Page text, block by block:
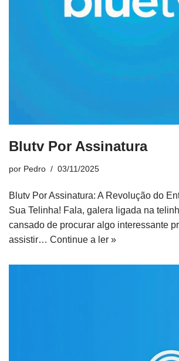
Blutv Por Assinatura
por Pedro 03/11/2025
Blutv Por Assinatura: A Revolução do
Sua Telinha! Fala, galera ligada na
cansado de procurar algo interessante
assistir… Continue a ler »